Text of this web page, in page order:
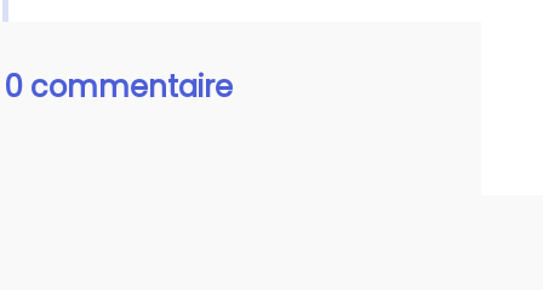
0 commentaire